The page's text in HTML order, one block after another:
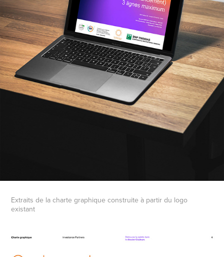
Extraits de la charte graphique construite à partir du logo
existant